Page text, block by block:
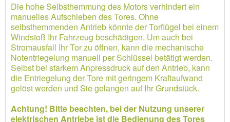
Die hohe Selbsthemmung des Motors verhindert ein
manuelles Aufschieben des Tores. Ohne
selbsthemmenden Antrieb könnte der Torflügel bei einem
Windstoß Ihr Fahrzeug beschädigen. Um auch bei
Stromausfall Ihr Tor zu öffnen, kann die mechanische
Notentriegelung manuell per Schlüssel betätigt werden.
Selbst bei starkem Anpressdruck auf den Antrieb, kann
die Entriegelung der Tore mit geringem Kraftaufwand
gelöst werden und Sie gelangen auf Ihr Grundstück.
Achtung! Bitte beachten, bei der Nutzung unserer
elektrischen Antriebe ist die Bedienung des Tores